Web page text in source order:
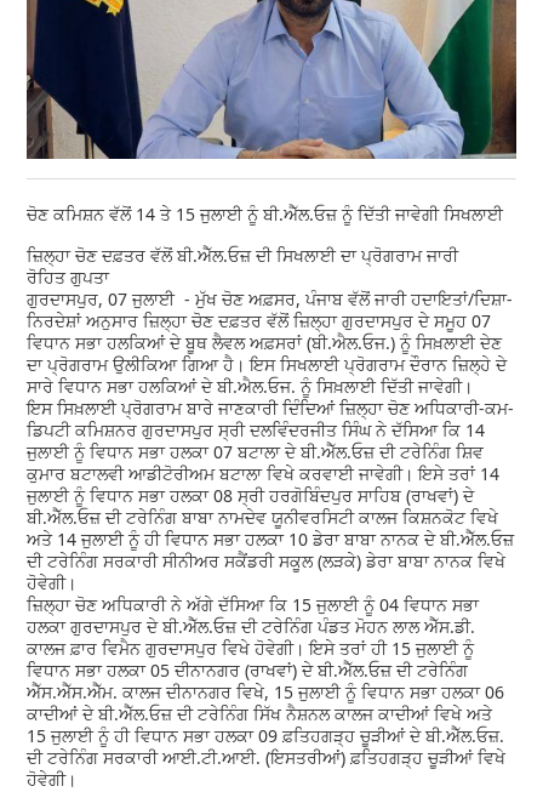
ਚੋਣ ਕਮਿਸ਼ਨ ਵੱਲੋਂ 14 ਤੇ 15 ਜੁਲਾਈ ਨੂੰ ਬੀ.ਐੱਲ.ਓਜ਼ ਨੂੰ ਦਿੱਤੀ ਜਾਵੇਗੀ ਸਿਖਲਾਈ
ਜ਼ਿਲ੍ਹਾ ਚੋਣ ਦਫ਼ਤਰ ਵੱਲੋਂ ਬੀ.ਐੱਲ.ਓਜ਼ ਦੀ ਸਿਖਲਾਈ ਦਾ ਪ੍ਰੋਗਰਾਮ ਜਾਰੀ
ਰੋਹਿਤ ਗੁਪਤਾ
ਗੁਰਦਾਸਪੁਰ, 07 ਜੁਲਾਈ - ਮੁੱਖ ਚੋਣ ਅਫ਼ਸਰ, ਪੰਜਾਬ ਵੱਲੋਂ ਜਾਰੀ ਹਦਾਇਤਾਂ/ਦਿਸ਼ਾ-
ਨਿਰਦੇਸ਼ਾਂ ਅਨੁਸਾਰ ਜ਼ਿਲ੍ਹਾ ਚੋਣ ਦਫ਼ਤਰ ਵੱਲੋਂ ਜ਼ਿਲ੍ਹਾ ਗੁਰਦਾਸਪੁਰ ਦੇ ਸਮੂਹ 07
ਵਿਧਾਨ ਸਭਾ ਹਲਕਿਆਂ ਦੇ ਬੂਥ ਲੈਵਲ ਅਫ਼ਸਰਾਂ (ਬੀ.ਐਲ.ਓਜ.) ਨੂੰ ਸਿਖ਼ਲਾਈ ਦੇਣ
ਦਾ ਪ੍ਰੋਗਰਾਮ ਉਲੀਕਿਆ ਗਿਆ ਹੈ। ਇਸ ਸਿਖਲਾਈ ਪ੍ਰੋਗਰਾਮ ਦੌਰਾਨ ਜ਼ਿਲ੍ਹੇ ਦੇ
ਸਾਰੇ ਵਿਧਾਨ ਸਭਾ ਹਲਕਿਆਂ ਦੇ ਬੀ.ਐਲ.ਓਜ. ਨੂੰ ਸਿਖ਼ਲਾਈ ਦਿੱਤੀ ਜਾਵੇਗੀ।
ਇਸ ਸਿਖ਼ਲਾਈ ਪ੍ਰੋਗਰਾਮ ਬਾਰੇ ਜਾਣਕਾਰੀ ਦਿੰਦਿਆਂ ਜ਼ਿਲ੍ਹਾ ਚੋਣ ਅਧਿਕਾਰੀ-ਕਮ-
ਡਿਪਟੀ ਕਮਿਸ਼ਨਰ ਗੁਰਦਾਸਪੁਰ ਸ੍ਰੀ ਦਲਵਿੰਦਰਜੀਤ ਸਿੰਘ ਨੇ ਦੱਸਿਆ ਕਿ 14
ਜੁਲਾਈ ਨੂੰ ਵਿਧਾਨ ਸਭਾ ਹਲਕਾ 07 ਬਟਾਲਾ ਦੇ ਬੀ.ਐੱਲ.ਓਜ਼ ਦੀ ਟਰੇਨਿੰਗ ਸ਼ਿਵ
ਕੁਮਾਰ ਬਟਾਲਵੀ ਆਡੀਟੋਰੀਅਮ ਬਟਾਲਾ ਵਿਖੇ ਕਰਵਾਈ ਜਾਵੇਗੀ। ਇਸੇ ਤਰਾਂ 14
ਜੁਲਾਈ ਨੂੰ ਵਿਧਾਨ ਸਭਾ ਹਲਕਾ 08 ਸ੍ਰੀ ਹਰਗੋਬਿੰਦਪੁਰ ਸਾਹਿਬ (ਰਾਖਵਾਂ) ਦੇ
ਬੀ.ਐੱਲ.ਓਜ਼ ਦੀ ਟਰੇਨਿੰਗ ਬਾਬਾ ਨਾਮਦੇਵ ਯੂਨੀਵਰਸਿਟੀ ਕਾਲਜ ਕਿਸ਼ਨਕੋਟ ਵਿਖੇ
ਅਤੇ 14 ਜੁਲਾਈ ਨੂੰ ਹੀ ਵਿਧਾਨ ਸਭਾ ਹਲਕਾ 10 ਡੇਰਾ ਬਾਬਾ ਨਾਨਕ ਦੇ ਬੀ.ਐੱਲ.ਓਜ਼
ਦੀ ਟਰੇਨਿੰਗ ਸਰਕਾਰੀ ਸੀਨੀਅਰ ਸਕੈਂਡਰੀ ਸਕੂਲ (ਲੜਕੇ) ਡੇਰਾ ਬਾਬਾ ਨਾਨਕ ਵਿਖੇ
ਹੋਵੇਗੀ।
ਜ਼ਿਲ੍ਹਾ ਚੋਣ ਅਧਿਕਾਰੀ ਨੇ ਅੱਗੇ ਦੱਸਿਆ ਕਿ 15 ਜੁਲਾਈ ਨੂੰ 04 ਵਿਧਾਨ ਸਭਾ
ਹਲਕਾ ਗੁਰਦਾਸਪੁਰ ਦੇ ਬੀ.ਐੱਲ.ਓਜ਼ ਦੀ ਟਰੇਨਿੰਗ ਪੰਡਤ ਮੋਹਨ ਲਾਲ ਐੱਸ.ਡੀ.
ਕਾਲਜ ਫ਼ਾਰ ਵਿਮੈਨ ਗੁਰਦਾਸਪੁਰ ਵਿਖੇ ਹੋਵੇਗੀ। ਇਸੇ ਤਰਾਂ ਹੀ 15 ਜੁਲਾਈ ਨੂੰ
ਵਿਧਾਨ ਸਭਾ ਹਲਕਾ 05 ਦੀਨਾਨਗਰ (ਰਾਖਵਾਂ) ਦੇ ਬੀ.ਐੱਲ.ਓਜ਼ ਦੀ ਟਰੇਨਿੰਗ
ਐੱਸ.ਐੱਸ.ਐੱਮ. ਕਾਲਜ ਦੀਨਾਨਗਰ ਵਿਖੇ, 15 ਜੁਲਾਈ ਨੂੰ ਵਿਧਾਨ ਸਭਾ ਹਲਕਾ 06
ਕਾਦੀਆਂ ਦੇ ਬੀ.ਐੱਲ.ਓਜ਼ ਦੀ ਟਰੇਨਿੰਗ ਸਿੱਖ ਨੈਸ਼ਨਲ ਕਾਲਜ ਕਾਦੀਆਂ ਵਿਖੇ ਅਤੇ
15 ਜੁਲਾਈ ਨੂੰ ਹੀ ਵਿਧਾਨ ਸਭਾ ਹਲਕਾ 09 ਫ਼ਤਿਹਗੜ੍ਹ ਚੂੜੀਆਂ ਦੇ ਬੀ.ਐੱਲ.ਓਜ਼.
ਦੀ ਟਰੇਨਿੰਗ ਸਰਕਾਰੀ ਆਈ.ਟੀ.ਆਈ. (ਇਸਤਰੀਆਂ) ਫ਼ਤਿਹਗੜ੍ਹ ਚੂੜੀਆਂ ਵਿਖੇ
ਹੋਵੇਗੀ।